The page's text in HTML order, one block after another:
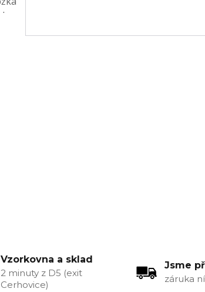
Vzorkovna a sklad
2 minuty z D5 (exit
Cerhovice)
Jsme
záruka